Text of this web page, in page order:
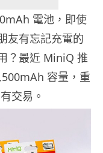
電池，即使
友有忘記充電的
？最近 MiniQ 推
容量，重
交易。